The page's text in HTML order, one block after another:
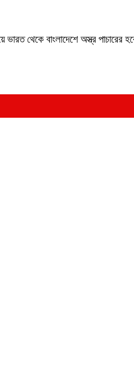
থেকে বাংলাদেশে অস্ত্র